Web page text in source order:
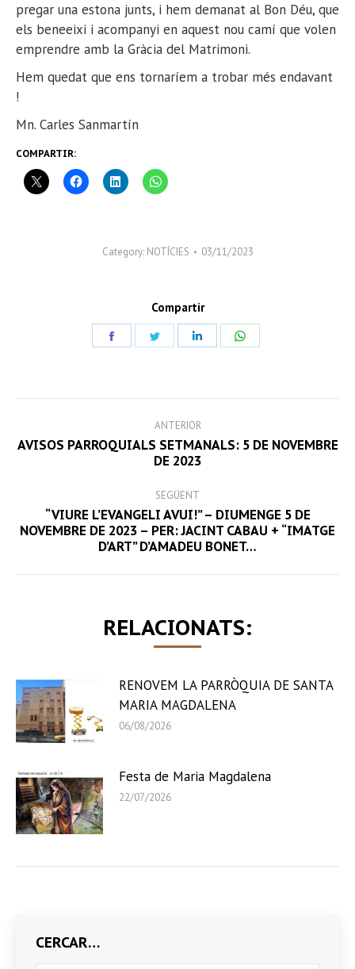
pregar una estona junts, i hem demanat al Bon Déu, que
els beneeixi i acompanyi en aquest nou camí que volen
emprendre amb la Gràcia del Matrimoni.
Hem quedat que ens tornaríem a trobar més endavant
!
Mn. Carles Sanmartín
COMPARTIR:
Category: NOTÍCIES 03/11/2023
Compartir
NAVIGATION
ANTERIOR
Previous
AVISOS PARROQUIALS SETMANALS: 5 DE NOVEMBRE
DE 2023
SEGÜENT
Next
post:
“VIURE L’EVANGELI AVUI!” – DIUMENGE 5 DE
NOVEMBRE DE 2023 – PER: JACINT CABAU + “IMATGE
D’ART” D’AMADEU BONET…
RELACIONATS:
RENOVEM LA PARRÒQUIA DE SANTA
MARIA MAGDALENA
06/08/2026
Festa de Maria Magdalena
22/07/2026
CERCAR…